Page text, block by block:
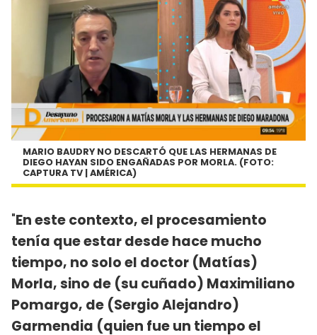
MARIO BAUDRY NO DESCARTÓ QUE LAS HERMANAS DE
DIEGO HAYAN SIDO ENGAÑADAS POR MORLA. (FOTO:
CAPTURA TV | AMÉRICA)
"En este contexto, el procesamiento
tenía que estar desde hace mucho
tiempo, no solo el doctor (Matías)
Morla, sino de (su cuñado) Maximiliano
Pomargo, de (Sergio Alejandro)
Garmendia (quien fue un tiempo el